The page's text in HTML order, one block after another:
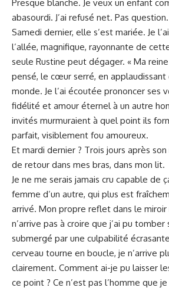
Presque blanche. Je veux un enfant
abasourdi. J’ai refusé net. Pas question.
Samedi dernier, elle s’est mariée. Je
l’allée, magnifique, rayonnante de
seule Rustine peut dégager. « Ma reine
pensé, le cœur serré, en
monde. Je l’ai écoutée prononcer
fidélité et amour éternel à un autre
invités murmuraient à quel point ils
parfait, visiblement fou amoureux.
Et mardi dernier ? Trois jours après
de retour dans mes bras, dans mon lit.
Je ne me serais jamais cru capable de
femme d’un autre, qui plus est
arrivé. Mon propre reflet dans le miroir
n’arrive pas à croire que j’ai pu tomber
submergé par une culpabilité
cerveau tourne en boucle, je n’arrive
clairement. Comment ai-je pu laisser
ce point ? Ce n’est pas l’homme que